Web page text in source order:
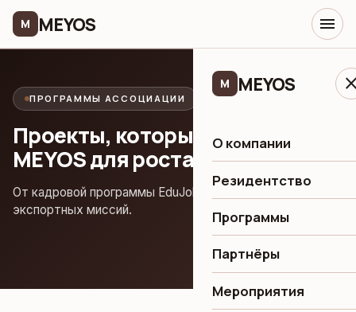
M MEYOS menu
M MEYOS
О компании
Резидентство
Программы
Партнёры
Мероприятия
ПРОГРАММЫ АССОЦИАЦИИ
Проекты, которые запускает
MEYOS для роста отрасли
От кадровой программы EduJob до коллективных
экспортных миссий.